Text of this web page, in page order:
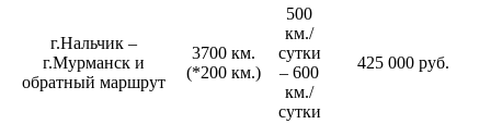
г.Нальчик –
г.Мурманск и
обратный маршрут
3700 км.
(*200 км.)
500
км./
сутки
– 600
км./
сутки
425 000 руб.